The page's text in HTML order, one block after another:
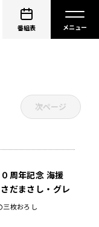
番組表
ろし
次ページ
周年記念 海援
だまさし・グレ
コンサート』4
！
三枚おろし